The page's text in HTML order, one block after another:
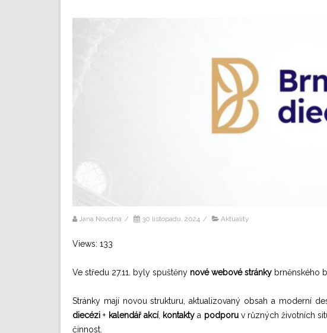
Jana Novotná / 30 listopadu, 2024 / Aktuality
Views: 133
Ve středu 27.11. byly spuštěny nové webové stránky brněnského
Stránky mají novou strukturu, aktualizovaný obsah a moderní
diecézi+ kalendář akcí, kontaktya podporu v různých životních
činnost.